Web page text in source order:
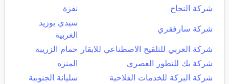
شركة النجاح
نفزة
شركة سارفقري
سيدي بوزيد
الغربية
شركة الغربي للتلقيح الاصطناعي للابقار
حمام الزريبة
شركة بك للتطور العصري
المنزه
شركة البركة للخدمات الفلاحية
سليانة الجنوبية